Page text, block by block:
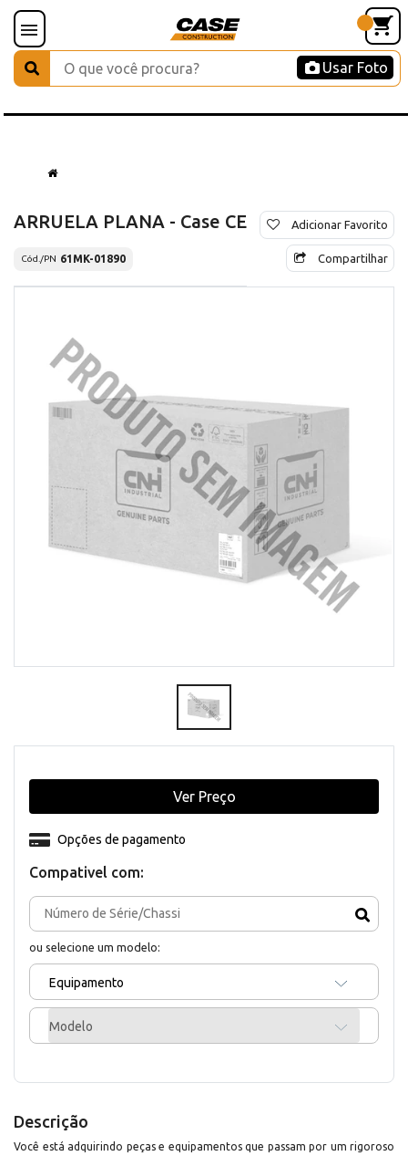
Usar Foto
ARRUELA PLANA - Case CE
Cód./PN 61MK-01890
Adicionar Favorito
Compartilhar
Compativel com:
ou selecione um modelo:
Equipamento
Modelo
Opções de pagamento
Ver Preço
Descrição
Você está adquirindo peças e equipamentos que passam por um rigoroso